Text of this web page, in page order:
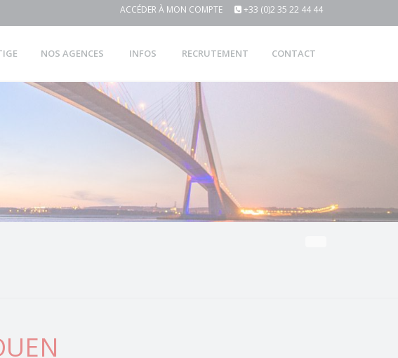
ACCÉDER À MON COMPTE +33 (0)2 35 22 44 44
NOS AGENCES INFOS RECRUTEMENT CONTACT